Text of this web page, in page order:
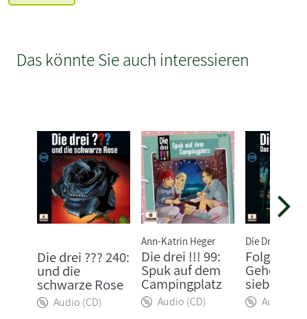
Das könnte Sie auch interessieren
Die drei ??? 240:
und die
schwarze Rose
Audio (CD)
Ann-Katrin Heger
Die drei !!! 99:
Spuk auf dem
Campingplatz
Audio (CD)
Die Drei ???
Folge
sieben
Audio